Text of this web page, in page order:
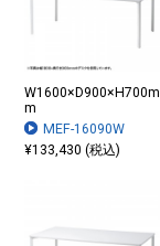
W1600×D900×H700m
m
MEF-16090W
¥133,430 (税込)